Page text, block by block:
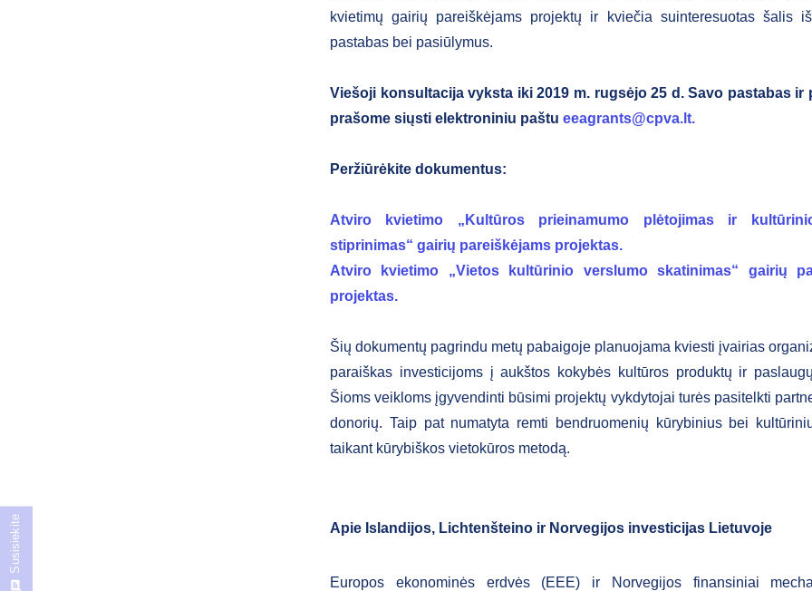
kvietimų gairių pareiškėjams projektų ir kviečia suinteresuotas šalis
pastabas bei pasiūlymus.
Viešoji konsultacija vyksta iki 2019 m. rugsėjo 25 d. Savo pastabas ir
prašome siųsti elektroniniu paštu eeagrants@cpva.lt.
Peržiūrėkite dokumentus:
Atviro kvietimo „Kultūros prieinamumo plėtojimas ir
stiprinimas“ gairių pareiškėjams projektas.
Atviro kvietimo „Vietos kultūrinio verslumo skatinimas“ gairių
projektas.
Šių dokumentų pagrindu metų pabaigoje planuojama kviesti įvairias
paraiškas investicijoms į aukštos kokybės kultūros produktų ir
Šioms veikloms įgyvendinti būsimi projektų vykdytojai turės pasitelkti
donorių. Taip pat numatyta remti bendruomenių kūrybinius bei
taikant kūrybiškos vietokūros metodą.
Apie Islandijos, Lichtenšteino ir Norvegijos investicijas Lietuvoje
Europos ekonominės erdvės (EEE) ir Norvegijos finansiniai
Susisiekite